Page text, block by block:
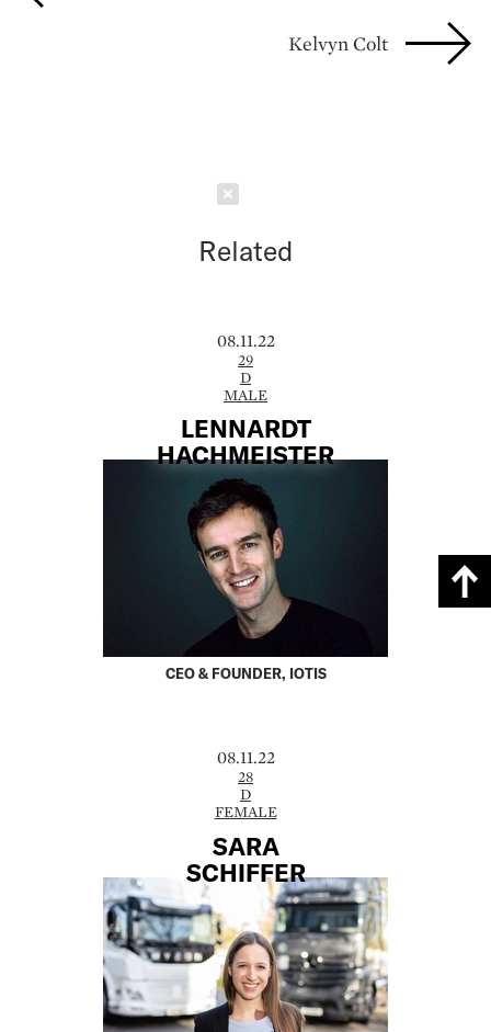
Kelvyn Colt
Related
08.11.22
29
D
MALE
LENNARDT
HACHMEISTER
CEO & FOUNDER, IOTIS
08.11.22
28
D
FEMALE
SARA
SCHIFFER